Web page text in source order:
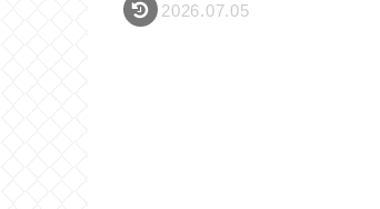
2026.07.05